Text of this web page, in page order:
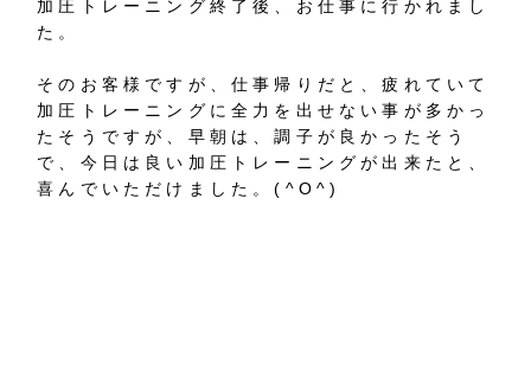
加圧トレーニング終了後、お仕事に行かれまし
た。
そのお客様ですが、仕事帰りだと、疲れていて
加圧トレーニングに全力を出せない事が多かっ
たそうですが、早朝は、調子が良かったそう
で、今日は良い加圧トレーニングが出来たと、
喜んでいただけました。(^O^)